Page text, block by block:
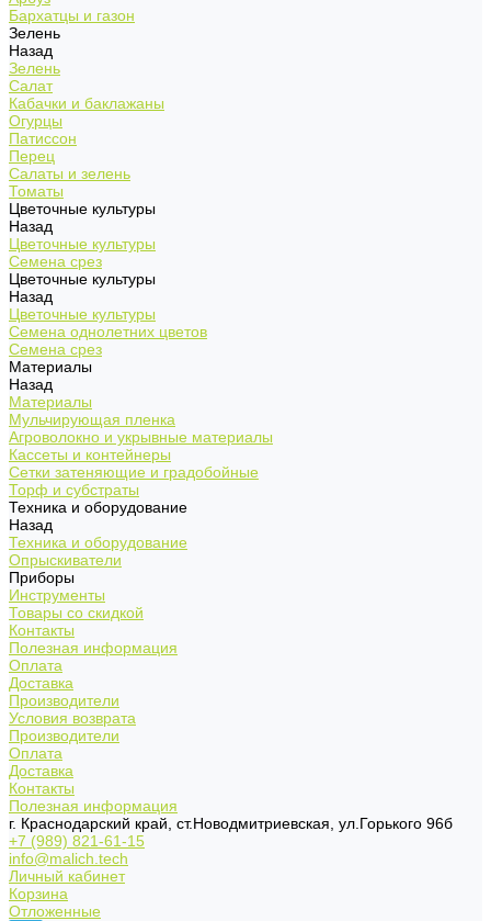
Бархатцы и газон
Зелень
Назад
Зелень
Салат
Кабачки и баклажаны
Огурцы
Патиссон
Перец
Салаты и зелень
Томаты
Цветочные культуры
Назад
Цветочные культуры
Семена срез
Цветочные культуры
Назад
Цветочные культуры
Семена однолетних цветов
Семена срез
Материалы
Назад
Материалы
Мульчирующая пленка
Агроволокно и укрывные материалы
Кассеты и контейнеры
Сетки затеняющие и градобойные
Торф и субстраты
Техника и оборудование
Назад
Техника и оборудование
Опрыскиватели
Приборы
Инструменты
Товары со скидкой
Контакты
Полезная информация
Оплата
Доставка
Производители
Условия возврата
Производители
Оплата
Доставка
Контакты
Полезная информация
г. Краснодарский край, ст.Новодмитриевская, ул.Горького 96б
+7 (989) 821-61-15
info@malich.tech
Личный кабинет
Корзина
Отложенные